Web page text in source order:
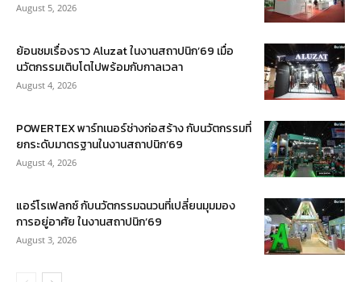
August 5, 2026
ย้อนชมเรื่องราว Aluzat ในงานสถาปนิก’69 เมื่อ
นวัตกรรมเติบโตไปพร้อมกับกาลเวลา
August 4, 2026
POWERTEX พาร์ทเนอร์ช่างก่อสร้าง กับนวัตกรรมที่
ยกระดับมาตรฐานในงานสถาปนิก’69
August 4, 2026
แอร์โรเฟลกซ์ กับนวัตกรรมฉนวนที่เปลี่ยนมุมมอง
การอยู่อาศัย ในงานสถาปนิก’69
August 3, 2026